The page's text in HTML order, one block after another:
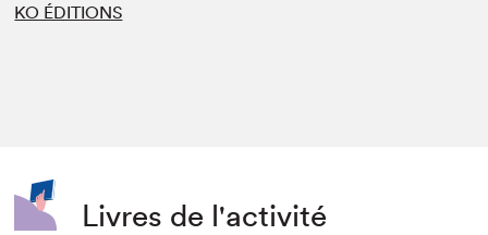
KO ÉDITIONS
Livres de l'activité